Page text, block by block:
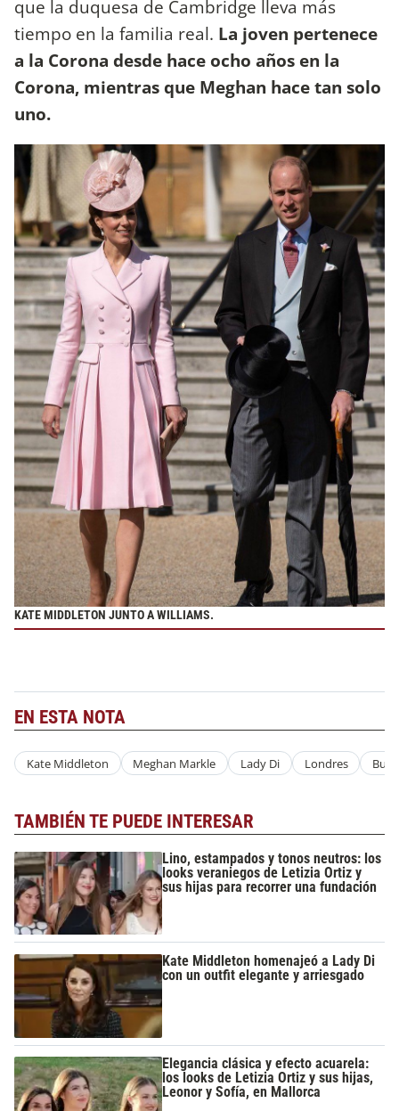
que la duquesa de Cambridge lleva más
tiempo en la familia real. La joven pertenece
a la Corona desde hace ocho años en la
Corona, mientras que Meghan hace tan solo
uno.
KATE MIDDLETON JUNTO A WILLIAMS.
EN ESTA NOTA
Kate Middleton Meghan Markle Lady Di Londres
TAMBIÉN TE PUEDE INTERESAR
Lino, estampados y tonos neutros: los
looks veraniegos de Letizia Ortiz y
sus hijas para recorrer una fundación
Kate Middleton homenajeó a Lady Di
con un outfit elegante y arriesgado
Elegancia clásica y efecto acuarela:
los looks de Letizia Ortiz y sus hijas,
Leonor y Sofía, en Mallorca